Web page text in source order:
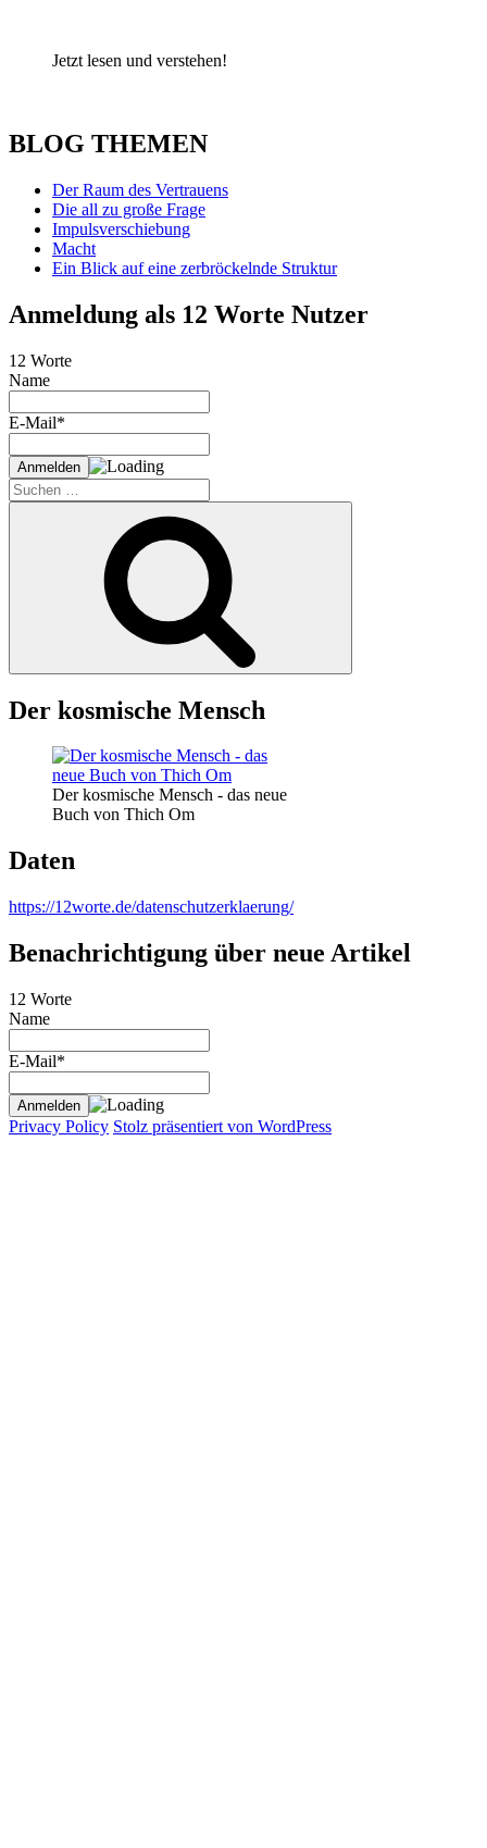
Jetzt lesen und verstehen!
BLOG THEMEN
Der Raum des Vertrauens
Die all zu große Frage
Impulsverschiebung
Macht
Ein Blick auf eine zerbröckelnde Struktur
Anmeldung als 12 Worte Nutzer
12 Worte
Name
E-Mail*
Suche
nach:
Der kosmische Mensch
Der kosmische Mensch - das neue
Buch von Thich Om
Daten
https://12worte.de/datenschutzerklaerung/
Benachrichtigung über neue Artikel
12 Worte
Name
E-Mail*
Privacy Policy Stolz präsentiert von WordPress